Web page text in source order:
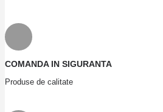
COMANDA IN SIGURANTA
Produse de calitate